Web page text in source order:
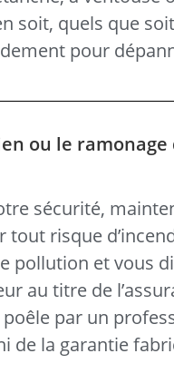
soit, quels que
pour
ou le
sécurité,
risque
pollution et vous
au titre de
par un
de la garantie